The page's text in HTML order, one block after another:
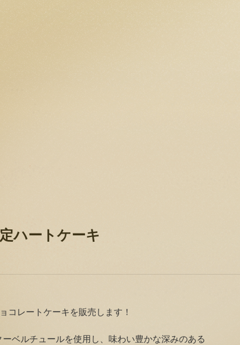
ハートケーキ
コレートケーキを販売します！
ベルチュールを使用し、味わい豊かな深みのある